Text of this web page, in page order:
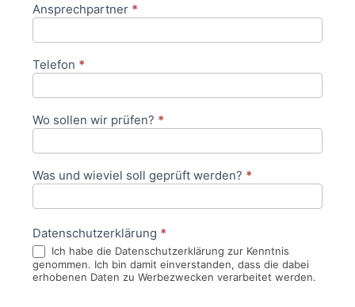
Ansprechpartner *
Telefon *
Wo sollen wir prüfen? *
Was und wieviel soll geprüft werden? *
Datenschutzerklärung *
Ich habe die Datenschutzerklärung zur Kenntnis
genommen. Ich bin damit einverstanden, dass die dabei
erhobenen Daten zu Werbezwecken verarbeitet werden.